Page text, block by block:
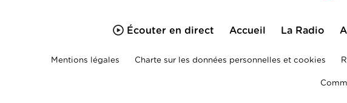
Écouter en direct Accueil La Radio
Mentions légales Charte sur les données personnelles et cookies